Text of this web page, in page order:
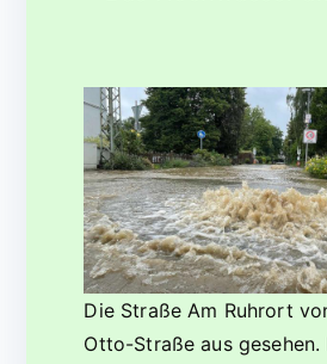
Die Straße Am Ruhrort
Otto-Straße aus gesehen.